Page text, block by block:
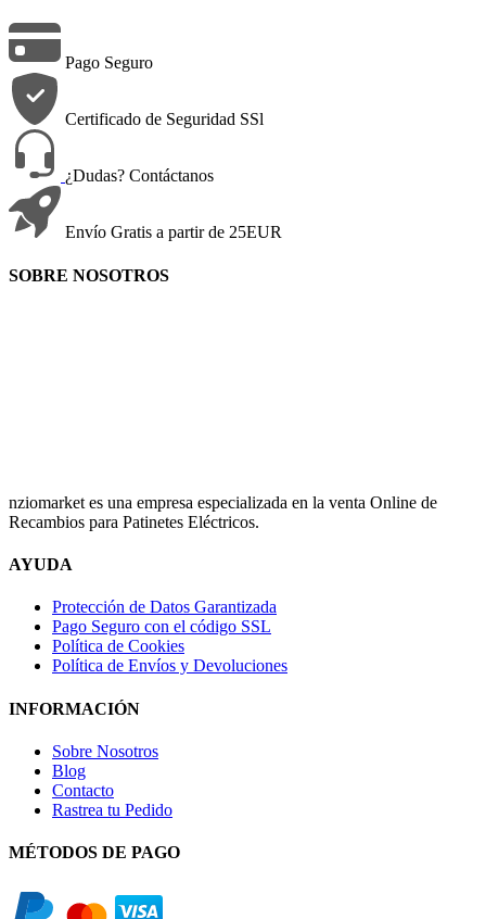
Pago Seguro
Certificado de Seguridad SSl
¿Dudas? Contáctanos
Envío Gratis a partir de 25EUR
SOBRE NOSOTROS
nziomarket es una empresa especializada en la venta Online de
Recambios para Patinetes Eléctricos.
AYUDA
Protección de Datos Garantizada
Pago Seguro con el código SSL
Política de Cookies
Política de Envíos y Devoluciones
INFORMACIÓN
Sobre Nosotros
Blog
Contacto
Rastrea tu Pedido
MÉTODOS DE PAGO